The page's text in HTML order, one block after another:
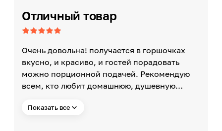
Отличный товар
Очень довольна! получается в горшочках
вкусно, и красиво, и гостей порадовать
можно порционной подачей. Рекомендую
всем, кто любит домашнюю, душевную
Показать все